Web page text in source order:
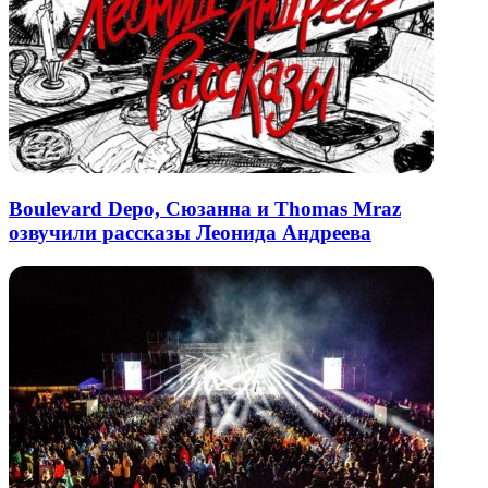
Boulevard Depo, Сюзанна и Thomas Mraz
озвучили рассказы Леонида Андреева